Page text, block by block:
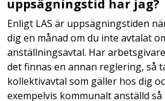
uppsägningstid har jag?
Enligt LAS är uppsägningstiden
dig en månad om du inte avtalat
anställningsavtal. Har
det finnas en annan reglering, så
kollektivavtal som gäller hos dig
exempelvis kommunalt anställd